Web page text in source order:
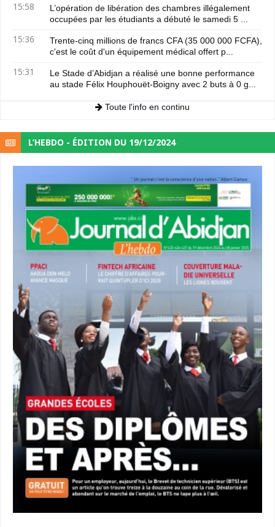
15:58
L’opération de libération des chambres illégalement
occupées par les étudiants a débuté le samedi 5 ...
15:36
Trente-cinq millions de francs CFA (35 000 000 FCFA),
c'est le coût d'un équipement médical offert p...
15:31
Le Stade d’Abidjan a réalisé une bonne performance
au stade Félix Houphouët-Boigny avec 2 buts à 0 g...
Toute l'info en continu
L’HEBDO - ÉDITION DU 19/12/2024